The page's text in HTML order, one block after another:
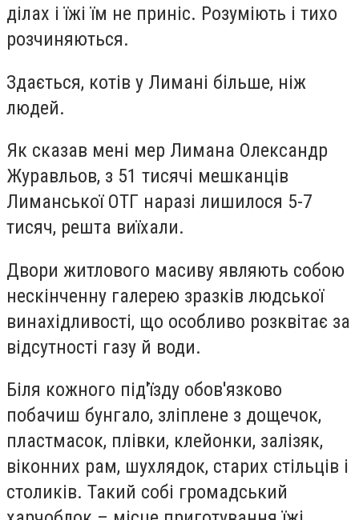
ділах і їжі їм не приніс. Розуміють і тихо
розчиняються.
Здається, котів у Лимані більше, ніж
людей.
Як сказав мені мер Лимана Олександр
Журавльов, з 51 тисячі мешканців
Лиманської ОТГ наразі лишилося 5-7
тисяч, решта виїхали.
Двори житлового масиву являють собою
нескінченну галерею зразків людської
винахідливості, що особливо розквітає за
відсутності газу й води.
Біля кожного під'їзду обов'язково
побачиш бунгало, зліплене з дощечок,
пластмасок, плівки, клейонки, залізяк,
віконних рам, шухлядок, старих стільців і
столиків. Такий собі громадський